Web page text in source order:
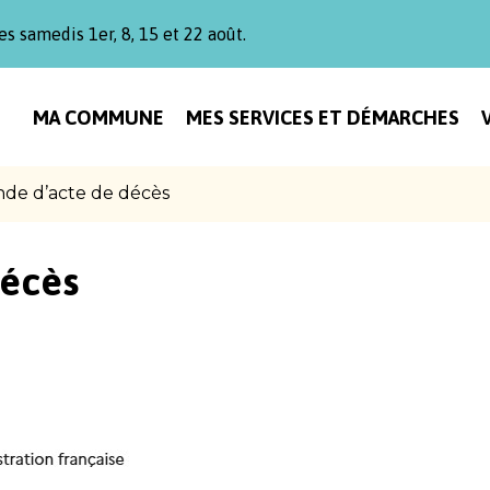
samedis 1er, 8, 15 et 22 août.
MA COMMUNE MES SERVICES ET DÉMARCHES
d’acte de décès